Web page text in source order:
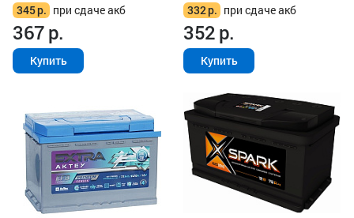
345р. при сдаче акб
367р.
Купить
332р. при сдаче акб
352р.
Купить